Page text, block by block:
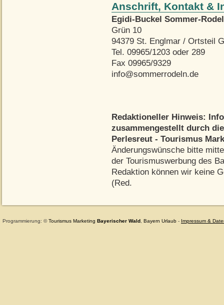
Anschrift, Kontakt &
Egidi-Buckel Sommer-
Grün 10
94379 St. Englmar / Ortsteil
Tel. 09965/1203 oder 289
Fax 09965/9329
info@sommerrodeln.de
Redaktioneller Hinweis:
zusammengestellt durch
Perlesreut - Tourismus
Änderungswünsche bitte
der Tourismuswerbung des
Redaktion können wir keine
(Red.
Programmierung: ©Tourismus Marketing Bayerischer Wald Bayern Urlaub - Impressum &